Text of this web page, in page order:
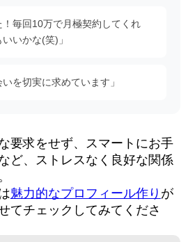
！毎回10万で月極契約してくれ
いかな(笑)」
いを切実に求めています」
要求をせず、スマートにお手
ど、ストレスなく良好な関係
魅力的なプロフィール作り が
てチェックしてみてくださ